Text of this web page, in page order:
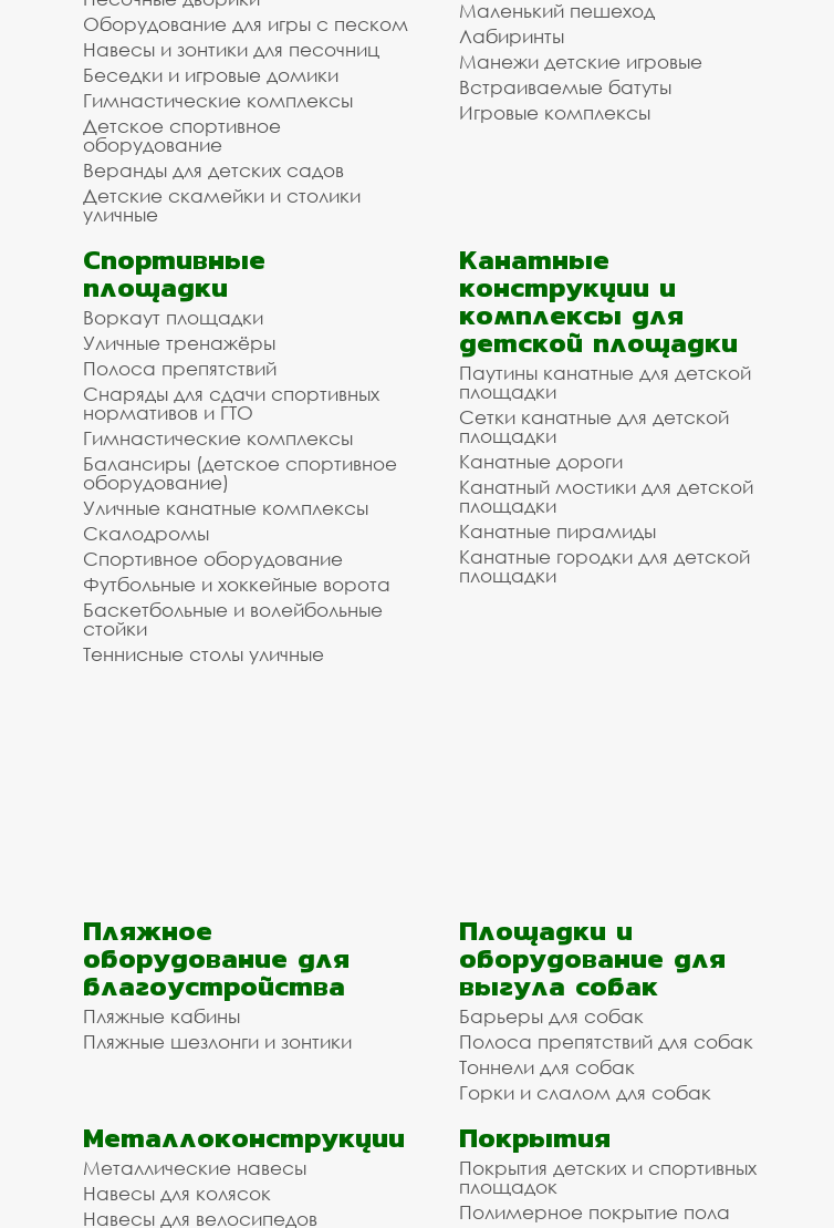
Оборудование для игры с песком
Навесы и зонтики для песочниц
Беседки и игровые домики
Гимнастические комплексы
Детское спортивное
оборудование
Веранды для детских садов
Детские скамейки и столики
уличные
Маленький пешеход
Лабиринты
Манежи детские игровые
Встраиваемые батуты
Игровые комплексы
Спортивные
площадки
Воркаут площадки
Уличные тренажёры
Полоса препятствий
Снаряды для сдачи спортивных
нормативов и ГТО
Гимнастические комплексы
Балансиры (детское спортивное
оборудование)
Уличные канатные комплексы
Скалодромы
Спортивное оборудование
Футбольные и хоккейные ворота
Баскетбольные и волейбольные
стойки
Теннисные столы уличные
Канатные
конструкции и
комплексы для
детской площадки
Паутины канатные для детской
площадки
Сетки канатные для детской
площадки
Канатные дороги
Канатный мостики для детской
площадки
Канатные пирамиды
Канатные городки для детской
площадки
Пляжное
оборудование для
благоустройства
Пляжные кабины
Пляжные шезлонги и зонтики
Площадки и
оборудование для
выгула собак
Барьеры для собак
Полоса препятствий для собак
Тоннели для собак
Горки и слалом для собак
Металлоконструкции
Металлические навесы
Навесы для колясок
Навесы для велосипедов
Покрытия
Покрытия детских и спортивных
площадок
Полимерное покрытие пола